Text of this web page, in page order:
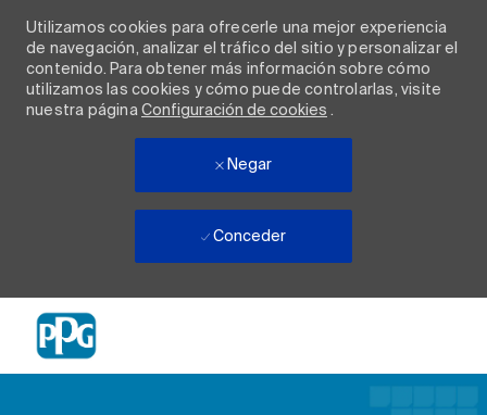
Utilizamos cookies para ofrecerle una mejor experiencia
de navegación, analizar el tráfico del sitio y personalizar el
contenido. Para obtener más información sobre cómo
utilizamos las cookies y cómo puede controlarlas, visite
nuestra página Configuración de cookies .
Negar
Conceder